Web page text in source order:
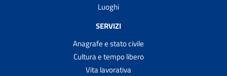
Luoghi
SERVIZI
Anagrafe e stato civile
Cultura e tempo libero
Vita lavorativa